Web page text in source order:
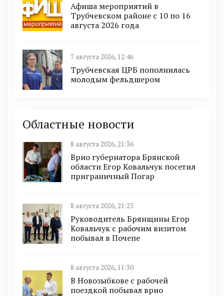
Афиша мероприятий в
Трубчевском районе с 10 по 16
августа 2026 года
7 августа 2026, 12:46
Трубчевская ЦРБ пополнилась
молодым фельдшером
Областные новости
8 августа 2026, 21:36
Врио губернатора Брянской
области Егор Ковальчук посетил
приграничный Погар
8 августа 2026, 21:23
Руководитель Брянщины Егор
Ковальчук с рабочим визитом
побывал в Почепе
8 августа 2026, 11:30
В Новозыбкове с рабочей
поездкой побывал врио